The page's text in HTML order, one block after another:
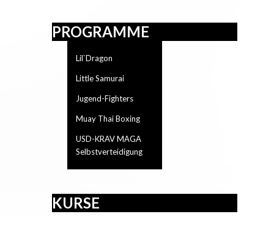
PROGRAMME
Lil`Dragon
Little Samurai
Jugend-Fighters
Muay Thai Boxing
USD-KRAV MAGA
Selbstverteidigung
KURSE